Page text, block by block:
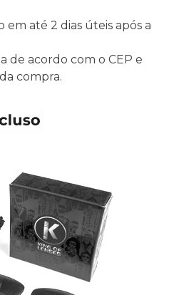
em até 2 dias úteis após a
de acordo com o CEP e
compra.